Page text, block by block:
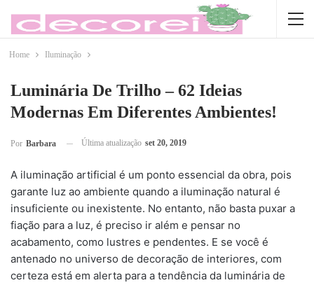
Home Iluminação
Luminária De Trilho – 62 Ideias
Modernas Em Diferentes Ambientes!
Por Barbara Última atualização set 20, 2019
A iluminação artificial é um ponto essencial da obra, pois
garante luz ao ambiente quando a iluminação natural é
insuficiente ou inexistente. No entanto, não basta puxar a
fiação para a luz, é preciso ir além e pensar no
acabamento, como lustres e pendentes. E se você é
antenado no universo de decoração de interiores, com
certeza está em alerta para a tendência da luminária de